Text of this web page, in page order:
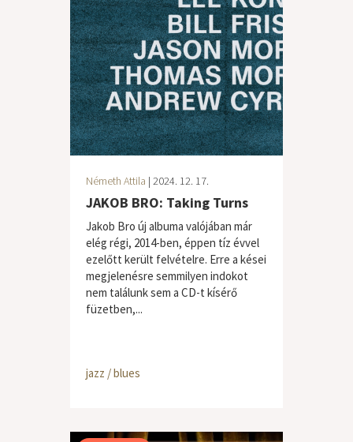
Németh Attila | 2024. 12. 17.
JAKOB BRO: Taking Turns
Jakob Bro új albuma valójában már
elég régi, 2014-ben, éppen tíz évvel
ezelőtt került felvételre. Erre a kései
megjelenésre semmilyen indokot
nem találunk sem a CD-t kísérő
füzetben,...
jazz / blues